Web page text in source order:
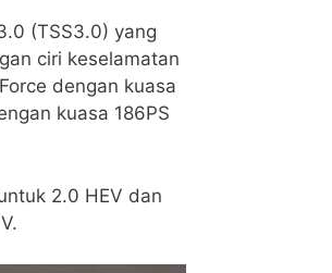
(TSS3.0) yang
ciri keselamatan
dengan kuasa
kuasa 186PS
2.0 HEV dan